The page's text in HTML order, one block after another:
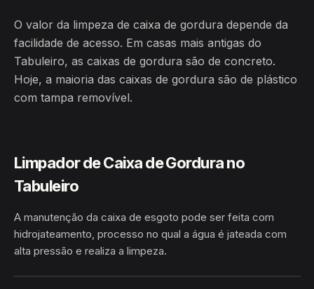
O valor da limpeza de caixa de gordura depende da
facilidade de acesso. Em casas mais antigas do
Tabuleiro, as caixas de gordura são de concreto.
Hoje, a maioria das caixas de gordura são de plástico
com tampa removível.
Limpador de Caixa de Gordura no
Tabuleiro
A manutenção da caixa de esgoto pode ser feita com
hidrojateamento, processo no qual a água é jateada com
alta pressão e realiza a limpeza.
HIDROJATEAMENTO
TABULEIRO · CONCEIÇÃO DO